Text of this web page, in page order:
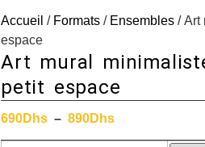
Accueil / Formats / Ensembles / Art
espace
Art mural
petit espace
690Dhs – 890Dhs